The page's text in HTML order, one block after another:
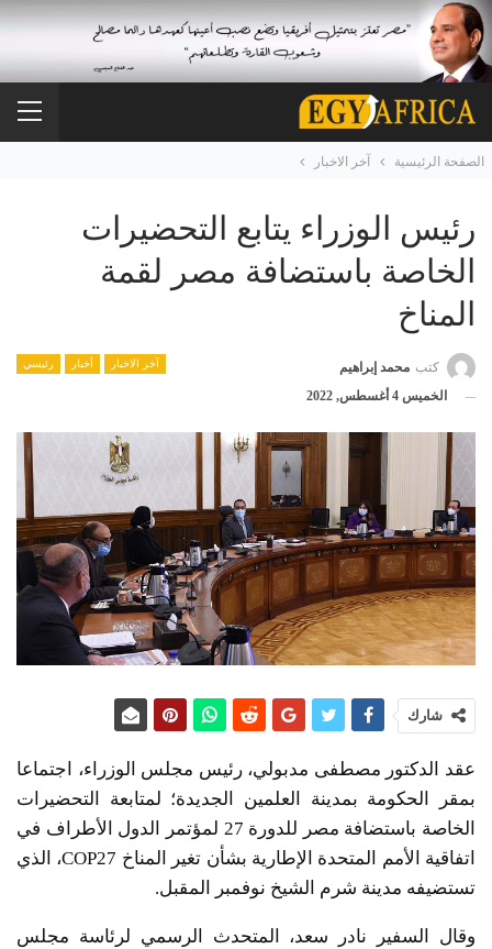
الصفحة الرئيسية آخر الاخبار
رئيس الوزراء يتابع التحضيرات
الخاصة باستضافة مصر لقمة
المناخ
آخر الاخبار أخبار رئيسي كتب محمد إبراهيم
الخميس 4 أغسطس, 2022
شارك
عقد الدكتور مصطفى مدبولي، رئيس مجلس الوزراء، اجتماعا
بمقر الحكومة بمدينة العلمين الجديدة؛ لمتابعة التحضيرات
الخاصة باستضافة مصر للدورة 27 لمؤتمر الدول الأطراف في
اتفاقية الأمم المتحدة الإطارية بشأن تغير المناخ COP27، الذي
تستضيفه مدينة شرم الشيخ نوفمبر المقبل.
وقال السفير نادر سعد، المتحدث الرسمي لرئاسة مجلس